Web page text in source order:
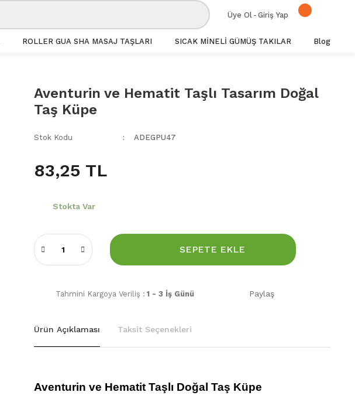
Üye Ol - Giriş Yap
ROLLER GUA SHA MASAJ TAŞLARI SICAK MİNELİ GÜMÜŞ TAKILAR Blog
Aventurin ve Hematit Taşlı Tasarım Doğal
Taş Küpe
Stok Kodu ADEGPU47
83,25 TL
Stokta Var
SEPETE EKLE
Tahmini Kargoya Veriliş : 1 - 3 İş Günü Paylaş
Ürün Açıklaması Taksit Seçenekleri
Aventurin ve Hematit Taşlı Doğal Taş Küpe